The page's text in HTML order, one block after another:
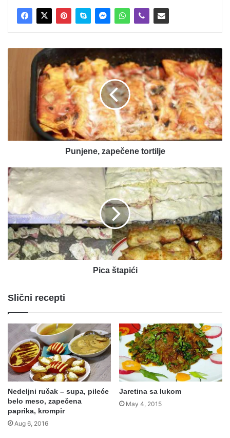
zapečene
Punjene, zapečene tortilje
Pica
štapići
Pica štapići
Slični recepti
Nedeljni ručak – supa, pileće
belo meso, zapečena
paprika, krompir
Aug 6, 2016
Jaretina sa lukom
May 4, 2015